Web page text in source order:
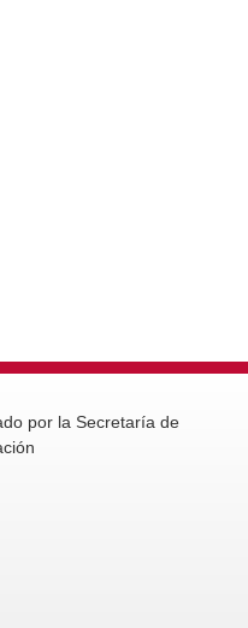
por la Secretaría de